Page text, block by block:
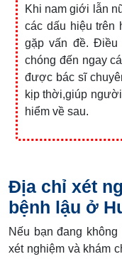
Khi nam giới lẫn
các dấu hiệu trên
gặp vấn đề. Điều
chóng đến ngay
được bác sĩ
kịp thời,giúp
hiểm về sau.
Địa chỉ xét
bệnh lậu ở
Nếu bạn đang
xét nghiệm và khám